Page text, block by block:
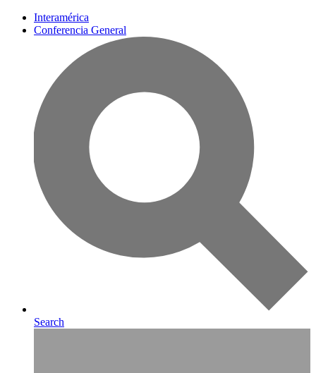
Interamérica
Conferencia General
Search